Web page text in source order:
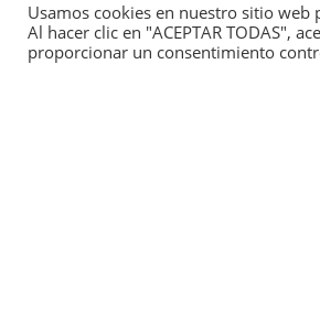
Usamos cookies en nuestro sitio
Al hacer clic en "ACEPTAR TODAS",
proporcionar un consentimiento